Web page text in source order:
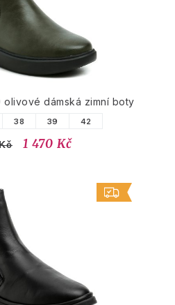
dámská zimní boty
38 39 42
1 470 Kč